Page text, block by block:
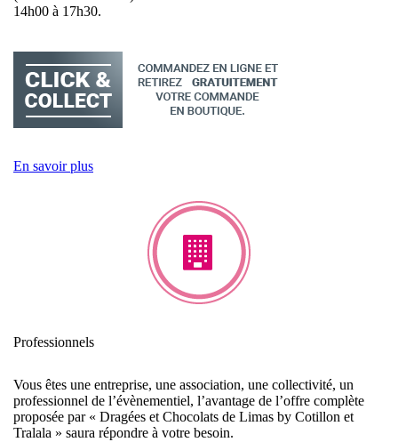
14h00 à 17h30.
En savoir plus
Professionnels
Vous êtes une entreprise, une association, une collectivité, un
professionnel de l’évènementiel, l’avantage de l’offre complète
proposée par « Dragées et Chocolats de Limas by Cotillon et
Tralala » saura répondre à votre besoin.